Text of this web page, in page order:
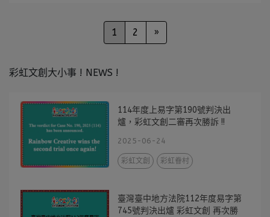
1 2 »
彩虹文創大小事 ! NEWS !
114年度上易字第190號判決出
爐，彩虹文創二審再次勝訴 !!
2025-06-24
彩虹文創 彩虹眷村
臺灣臺中地方法院112年度易字第
745號判決出爐 彩虹文創 再次勝